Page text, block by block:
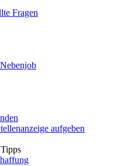
Fragen
aufgeben